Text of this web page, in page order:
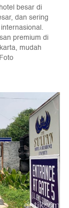
besar di
dan sering
premium di
mudah